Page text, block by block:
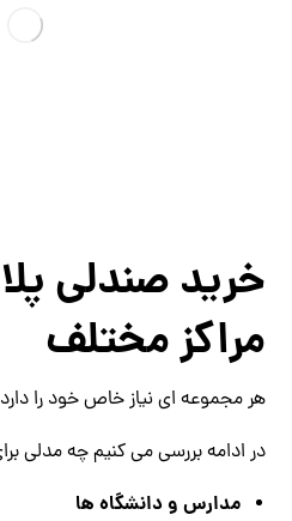
خرید صندلی
مراکز مختلف
هر مجموعه ‌ای نیاز خاص خود را
در ادامه بررسی می‌ کنیم چه مدلی
مدارس و دانشگاه ‌ها